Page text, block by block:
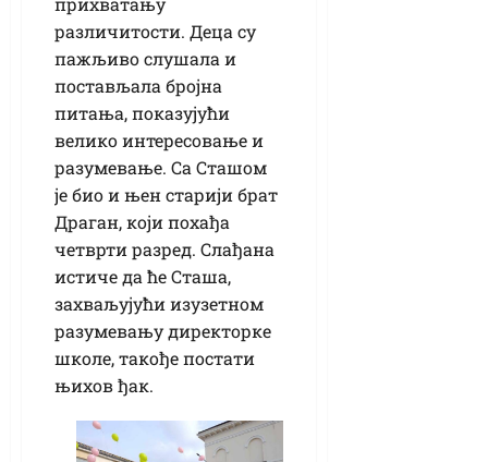
различитости. Деца су
пажљиво слушала и
постављала бројна
питања, показујући
велико интересовање и
разумевање. Са Сташом
је био и њен старији брат
Драган, који похађа
четврти разред. Слађана
истиче да ће Сташа,
захваљујући изузетном
разумевању директорке
школе, такође постати
њихов ђак.